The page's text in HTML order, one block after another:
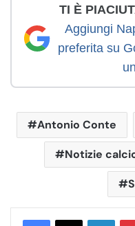
TI È
Aggiungi
preferita su
Antonio Conte
Notizie